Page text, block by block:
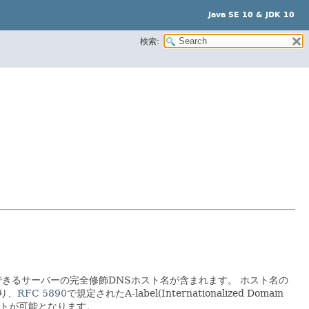
Java SE 10 & JDK 10
検索:
サーバーの完全修飾DNSホスト名が含まれます。
ホスト名の
、 RFC 5890で規定されたA-label(Internationalized Domain
可能となります。